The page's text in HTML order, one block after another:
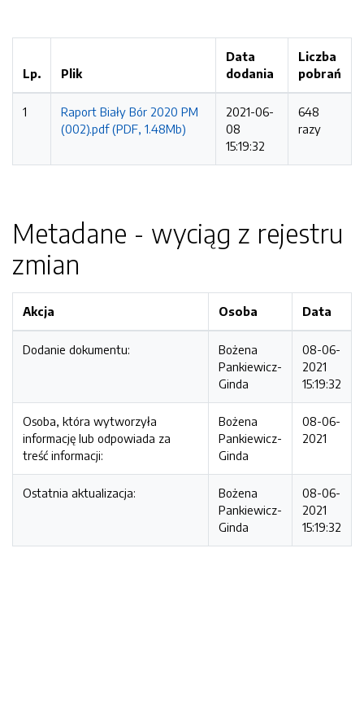
Lp. Plik
Data
dodania
Liczba
pobrań
1
Raport Biały Bór 2020 PM
(002).pdf (PDF, 1.48Mb)
2021-06-
08
15:19:32
648
razy
Metadane - wyciąg z rejestru
zmian
Akcja Osoba Data
Dodanie dokumentu:
Bożena
Pankiewicz-
Ginda
08-06-
2021
15:19:32
Osoba, która wytworzyła
informację lub odpowiada za
treść informacji:
Bożena
Pankiewicz-
Ginda
08-06-
2021
Ostatnia aktualizacja:
Bożena
Pankiewicz-
Ginda
08-06-
2021
15:19:32